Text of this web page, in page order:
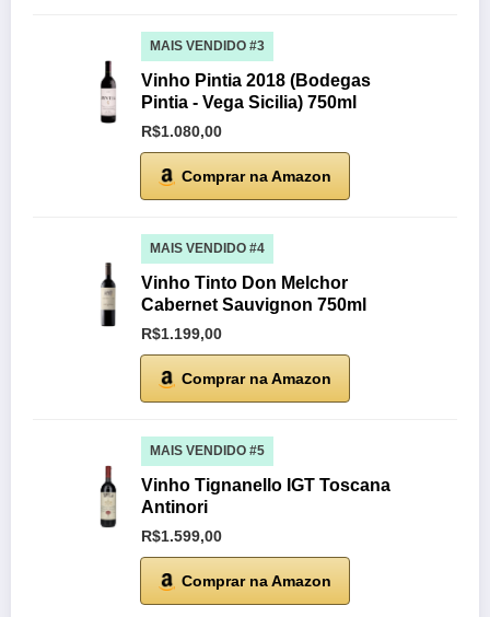
MAIS VENDIDO #3
Vinho Pintia 2018 (Bodegas
Pintia - Vega Sicilia) 750ml
R$1.080,00
Comprar na Amazon
MAIS VENDIDO #4
Vinho Tinto Don Melchor
Cabernet Sauvignon 750ml
R$1.199,00
Comprar na Amazon
MAIS VENDIDO #5
Vinho Tignanello IGT Toscana
Antinori
R$1.599,00
Comprar na Amazon